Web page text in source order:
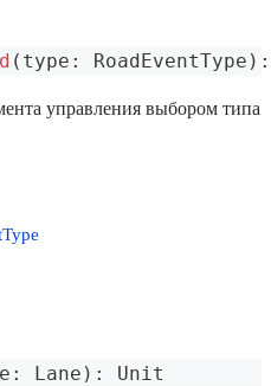
( type : RoadEventType ) :
управления выбором типа
: Lane ) : Unit